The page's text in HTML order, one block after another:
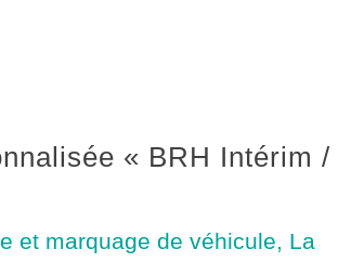
« BRH Intérim /
et marquage de véhicule, La